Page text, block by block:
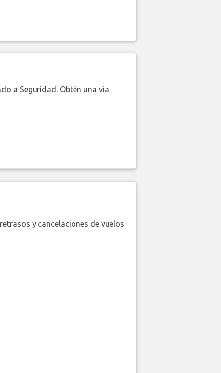
a Seguridad. Obtén una vía
y cancelaciones de vuelos